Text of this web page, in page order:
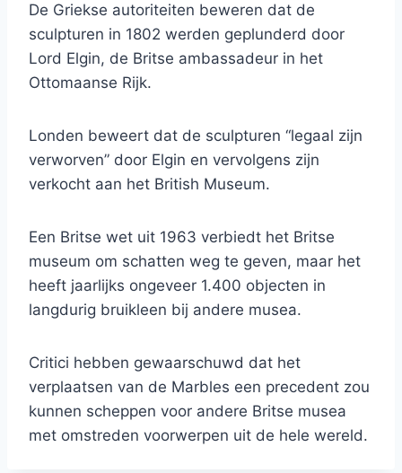
De Griekse autoriteiten beweren dat de
sculpturen in 1802 werden geplunderd door
Lord Elgin, de Britse ambassadeur in het
Ottomaanse Rijk.
Londen beweert dat de sculpturen “legaal zijn
verworven” door Elgin en vervolgens zijn
verkocht aan het British Museum.
Een Britse wet uit 1963 verbiedt het Britse
museum om schatten weg te geven, maar het
heeft jaarlijks ongeveer 1.400 objecten in
langdurig bruikleen bij andere musea.
Critici hebben gewaarschuwd dat het
verplaatsen van de Marbles een precedent zou
kunnen scheppen voor andere Britse musea
met omstreden voorwerpen uit de hele wereld.